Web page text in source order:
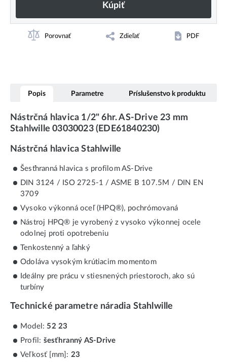
Kúpiť
Porovnať Zdieľať PDF
Popis Parametre Príslušenstvo k produktu
Nástrčná hlavica 1/2" 6hr. AS-Drive 23 mm
Stahlwille 03030023 (EDE61840230)
Nástrčná hlavica Stahlwille
Šesťhranná hlavica s profilom AS-Drive
DIN 3124 / ISO 2725-1 / ASME B 107.5M / DIN EN
3709
Vysoko výkonná oceľ (HPQ®), pochrómovaná
Nástroj HPQ® je vyrobený z vysoko výkonnej ocele
odolnej proti opotrebeniu
Tenkostenný a ľahký
Odoláva vysokým krútiacim momentom
Ideálny pre prácu v stiesnených priestoroch, ako sú
turbíny
Technické parametre náradia Stahlwille
Model:52 23
Profil: šesťhranný AS-Drive
Veľkosť [mm]: 23